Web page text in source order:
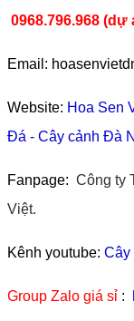
0968.796.968 (dự
Email:
Website: Hoa Sen
Đá - Cây cảnh Đà
Fanpage: Công ty
Việt.
Kênh youtube: Cây
Group Zalo giá sỉ :